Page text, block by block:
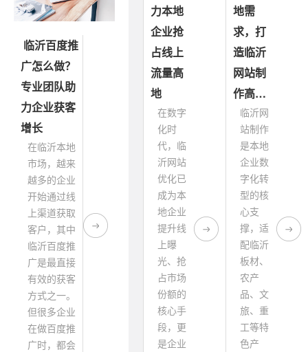
临沂百度推
广怎么做？
专业团队助
力企业获客
增长
在临沂本地
市场，越来
越多的企业
开始通过线
上渠道获取
客户，其中
临沂百度推
广是最直接
有效的获客
方式之一。
但很多企业
在做百度推
广时，都会
力本地
企业抢
占线上
流量高
地
在数字
化时
代，临
沂网站
优化已
成为本
地企业
提升线
上曝
光、抢
占市场
份额的
核心手
段，更
是企业
地需
求，打
造临沂
网站制
作高…
临沂网
站制作
是本地
企业数
字化转
型的核
心支
撑，适
配临沂
板材、
农产
品、文
旅、重
工等特
色产